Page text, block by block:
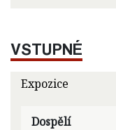
VSTUPNÉ
Expozice
Dospělí